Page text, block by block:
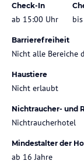
Check-In
ab 15:00 Uhr
Barrierefreiheit
Nicht alle Bereiche
Haustiere
Nicht erlaubt
Nichtraucher- und
Nichtraucherhotel
Mindestalter der
ab 16 Jahre